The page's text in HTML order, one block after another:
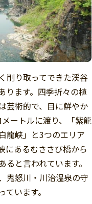
削り取ってできた渓谷
ります。四季折々の植
芸術的で、目に鮮やか
ートルに渡り、「紫龍
龍峡」と3つのエリア
にあるむささび橋から
と言われています。
鬼怒川・川治温泉の守
います。